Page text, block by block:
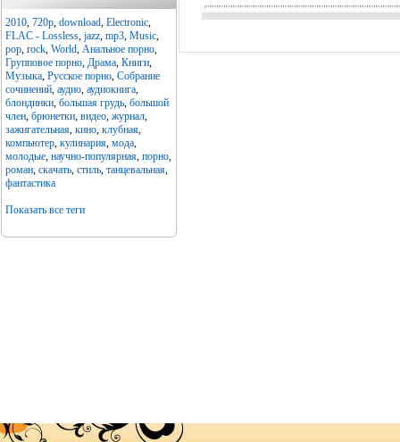
2010, 720p, download, Electronic,
FLAC - Lossless, jazz, mp3, Music,
pop, rock, World, Анальное порно,
Групповое порно, Драма, Книги,
Музыка, Русское порно, Собрание
сочинений, аудио, аудиокнига,
блондинки, большая грудь, большой
член, брюнетки, видео, журнал,
зажигательная, кино, клубная,
компьютер, кулинария, мода,
молодые, научно-популярная, порно,
роман, скачать, стиль, танцевальная,
фантастика
Показать все теги